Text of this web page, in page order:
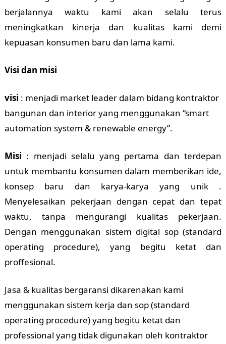
berjalannya waktu kami akan selalu terus
meningkatkan kinerja dan kualitas kami demi
kepuasan konsumen baru dan lama kami.
Visi dan misi
visi : menjadi market leader dalam bidang kontraktor
bangunan dan interior yang menggunakan “smart
automation system & renewable energy”.
Misi : menjadi selalu yang pertama dan terdepan
untuk membantu konsumen dalam memberikan ide,
konsep baru dan karya-karya yang unik .
Menyelesaikan pekerjaan dengan cepat dan tepat
waktu, tanpa mengurangi kualitas pekerjaan.
Dengan menggunakan sistem digital sop (standard
operating procedure), yang begitu ketat dan
proffesional.
Jasa & kualitas bergaransi dikarenakan kami
menggunakan sistem kerja dan sop (standard
operating procedure) yang begitu ketat dan
professional yang tidak digunakan oleh kontraktor